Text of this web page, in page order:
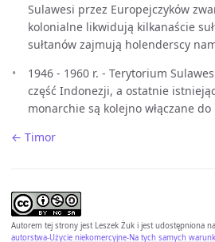
Sulawesi przez Europejczyków
kolonialne likwidują kilkanaście
sułtanów zajmują holenderscy
1946 - 1960 r. - Terytorium
część Indonezji, a ostatnie
monarchie są kolejno włączane
← Timor
Autorem tej strony jest Leszek Żuk i jest udostępniona
autorstwa-Użycie niekomercyjne-Na tych samych